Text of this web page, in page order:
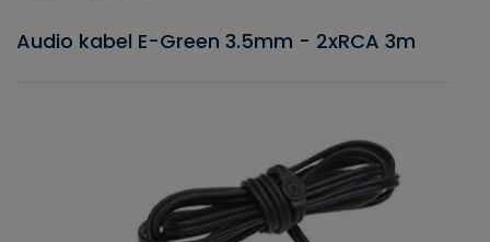
Audio kabel E-Green 3.5mm - 2xRCA 3m